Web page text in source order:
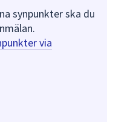
synpunkter ska du
via